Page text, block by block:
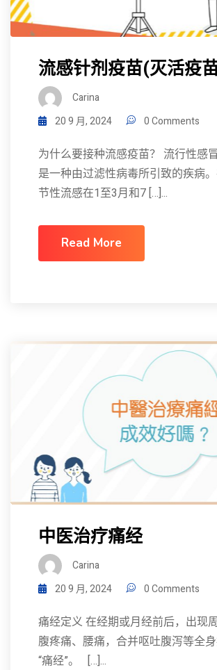
流感针剂疫苗(灭活疫
Carina
20 9 月, 2024
0 Comments
为什么要接种流感疫苗？ 流行性感
是一种由过滤性病毒所引致的疾病
节性流感在1至3月和7 […]...
Read More
中医治疗痛经
Carina
20 9 月, 2024
0 Comments
痛经定义 在经期或月经前后，出现
腹疼痛、腰痛，合并呕吐腹泻等全
“痛经”。 […]...